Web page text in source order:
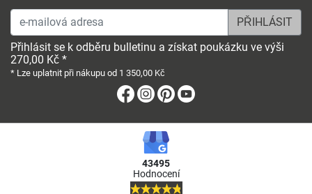
e-mailová adresa
Přihlásit se k odběru bulletinu a získat poukázku ve výši
270,00 Kč *
* Lze uplatnit při nákupu od 1 350,00 Kč
Facebook
Instagram
Pinterest
43495
Hodnocení